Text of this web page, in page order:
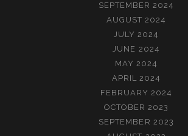
SEPTEMBER 2024
AUGUST 2024
JULY 2024
JUNE 2024
MAY 2024
APRIL 2024
FEBRUARY 2024
OCTOBER 2023
SEPTEMBER 2023